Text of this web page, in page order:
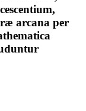
arcana per